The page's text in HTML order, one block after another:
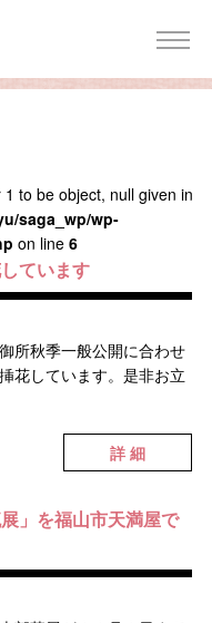
to be object, null given in
saga_wp/wp-
on line 6
ています
所秋季一般公開に合わせ
花しています。是非お立
詳 細
」を福山市天満屋で